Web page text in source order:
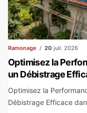
Ramonage 20 juil. 2026
Optimisez la
un Débistrage
Optimisez la
Débistrage Efficace